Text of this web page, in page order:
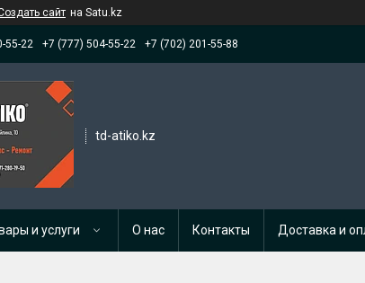
сайт на Satu.kz
55-22 +7 (777) 504-55-22 +7 (702) 201-55-88
td-atiko.kz
и услуги О нас Контакты Доставка и